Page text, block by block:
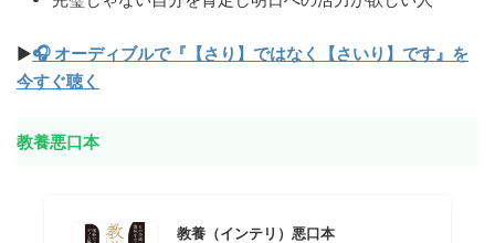
▶🎧 オーディブルで『【さり】ではなく【さいり】です』を
今すぐ聴く
教養悪口本
教養（インテリ）悪口本